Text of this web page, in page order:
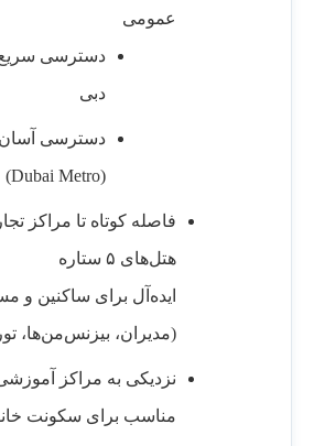
عمومی
دسترسی سریع
دبی
دسترسی آسان
فاصله کوتاه تا مراکز
هتل‌های ۵ ستاره
ایده‌آل برای ساکنین و
(مدیران، بیزنس‌من‌ها،
نزدیکی به مراکز آموزشی
مناسب برای سکونت